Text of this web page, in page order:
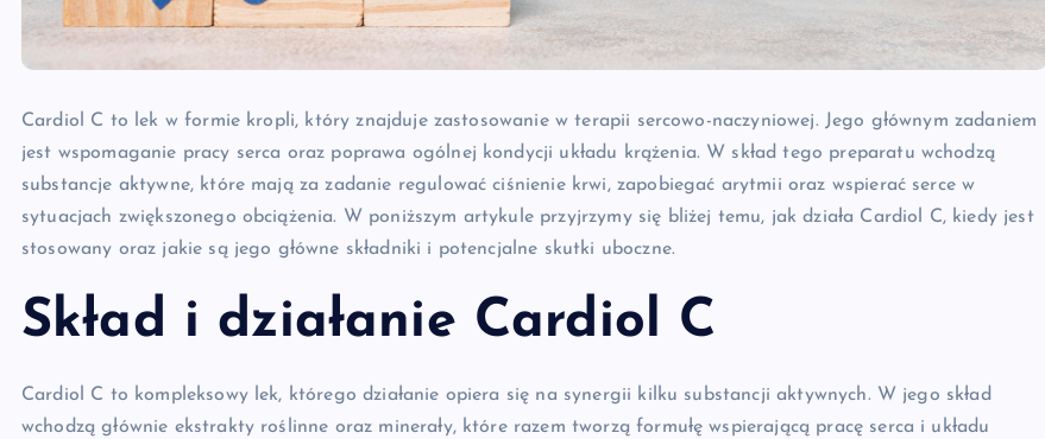
Cardiol C to lek w formie kropli, który znajduje zastosowanie w terapii sercowo-naczyniowej. Jego głównym zadaniem
jest wspomaganie pracy serca oraz poprawa ogólnej kondycji układu krążenia. W skład tego preparatu wchodzą
substancje aktywne, które mają za zadanie regulować ciśnienie krwi, zapobiegać arytmii oraz wspierać serce w
sytuacjach zwiększonego obciążenia. W poniższym artykule przyjrzymy się bliżej temu, jak działa Cardiol C, kiedy jest
stosowany oraz jakie są jego główne składniki i potencjalne skutki uboczne.
Skład i działanie Cardiol C
Cardiol C to kompleksowy lek, którego działanie opiera się na synergii kilku substancji aktywnych. W jego skład
wchodzą głównie ekstrakty roślinne oraz minerały, które razem tworzą formułę wspierającą pracę serca i układu